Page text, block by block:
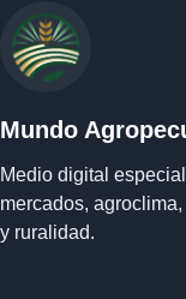
Mundo
Medio digital
mercados,
y ruralidad.